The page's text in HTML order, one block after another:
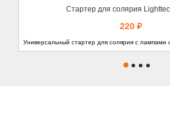
Стартер для солярия
220 ₽
Универсальный стартер для солярия с лампами